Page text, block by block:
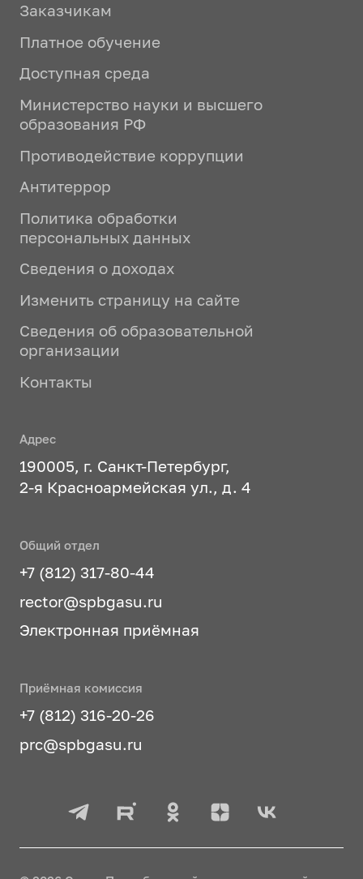
Заказчикам
Платное обучение
Доступная среда
Министерство науки и высшего
образования РФ
Противодействие коррупции
Антитеррор
Политика обработки
персональных данных
Сведения о доходах
Изменить страницу на сайте
Сведения об образовательной
организации
Контакты
Адрес
190005, г. Санкт-Петербург,
2-я Красноармейская ул., д. 4
Общий отдел
+7 (812) 317-80-44
rector@spbgasu.ru
Электронная приёмная
Приёмная комиссия
+7 (812) 316-20-26
prc@spbgasu.ru